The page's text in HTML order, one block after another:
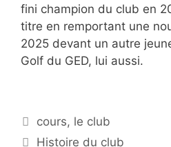
fini champion du club en
titre en remportant une
2025 devant un autre
Golf du GED, lui aussi.
Catégories
cours, le club
Histoire du club